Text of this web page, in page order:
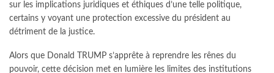
sur les implications juridiques et éthiques d’une telle politique,
certains y voyant une protection excessive du président au
détriment de la justice.
Alors que Donald TRUMP s’apprête à reprendre les rênes du
pouvoir, cette décision met en lumière les limites des institutions